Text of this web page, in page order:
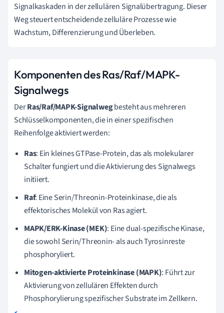
Signalkaskaden in der zellulären Signalübertragung. Dieser
Weg steuert entscheidende zelluläre Prozesse wie
Wachstum, Differenzierung und Überleben.
Komponenten des Ras/Raf/MAPK-
Signalwegs
DerRas/Raf/MAPK-Signalwegbesteht aus mehreren
Schlüsselkomponenten, die in einer spezifischen
Reihenfolge aktiviert werden:
Ras: Ein kleines GTPase-Protein, das als molekularer
Schalter fungiert und die Aktivierung des Signalwegs
initiiert.
Raf: Eine Serin/Threonin-Proteinkinase, die als
effektorisches Molekül von Ras agiert.
MAPK/ERK-Kinase (MEK): Eine dual-spezifische Kinase,
die sowohl Serin/Threonin- als auch Tyrosinreste
phosphoryliert.
Mitogen-aktivierte Proteinkinase (MAPK): Führt zur
Aktivierung von zellulären Effekten durch
Phosphorylierung spezifischer Substrate im Zellkern.